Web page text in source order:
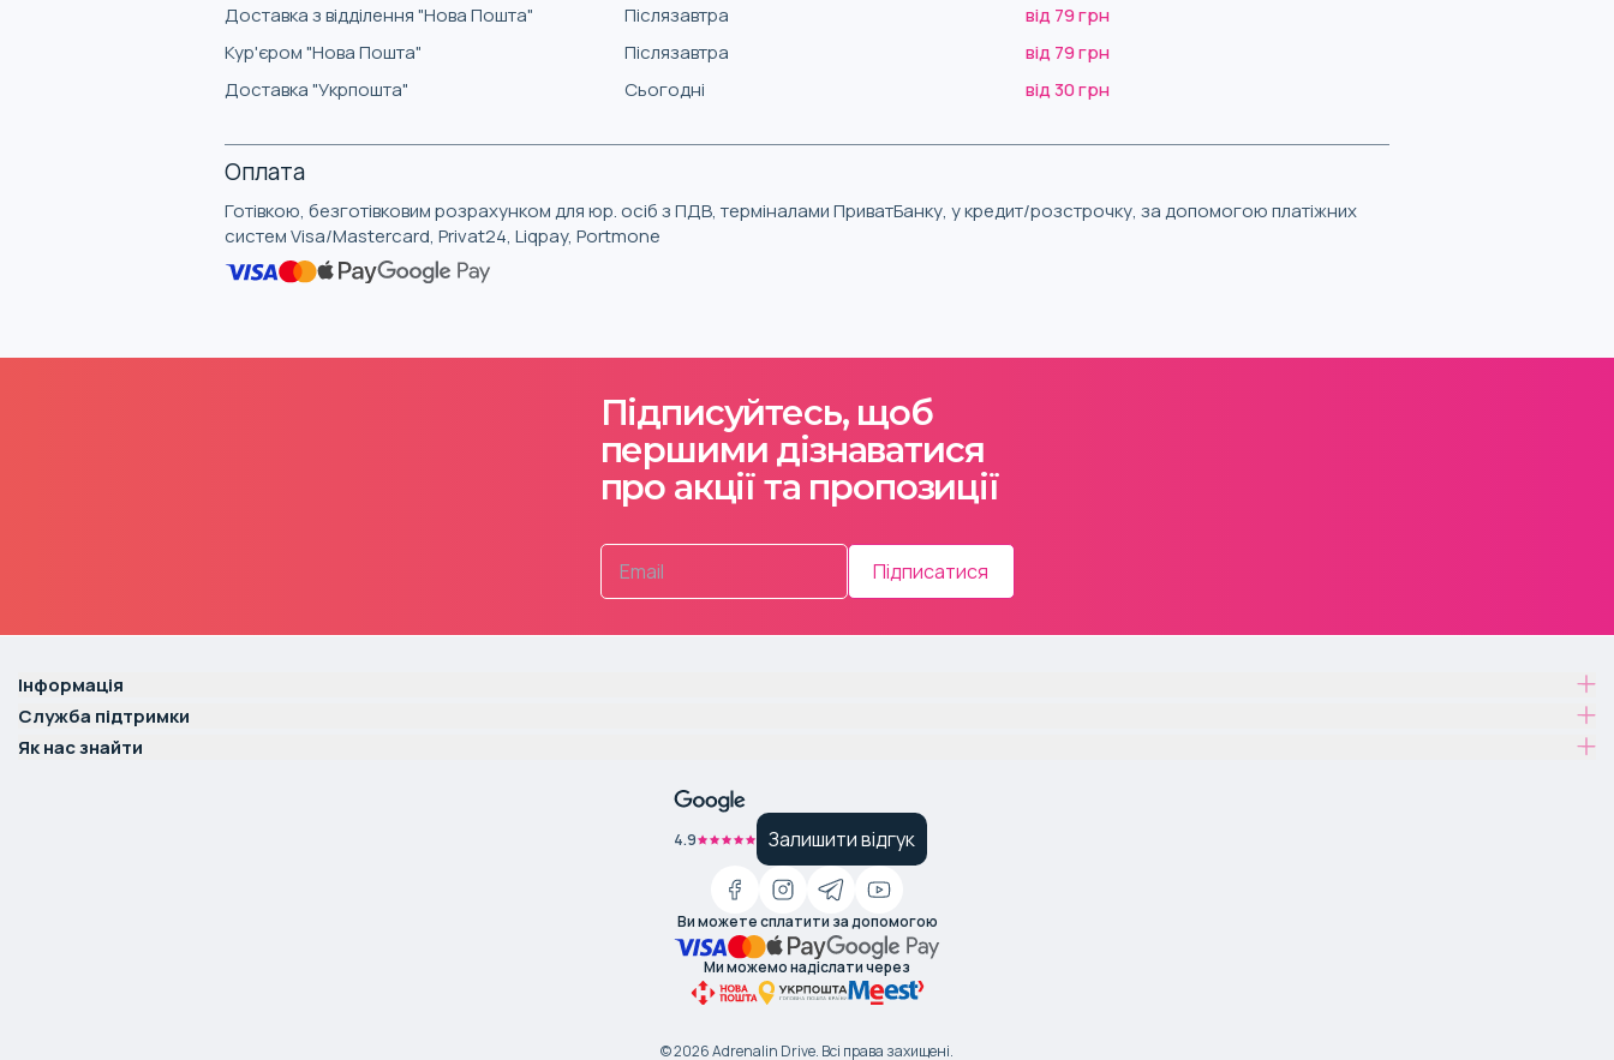
Доставка з відділення "Нова Пошта" Післязавтра
від 79 грн
Кур'єром "Нова Пошта"
Післязавтра
від 79 грн
Доставка "Укрпошта"
Сьогодні від 30 грн
Оплата
Готівкою, безготівковим розрахунком для юр. осіб з ПДВ, терміналами ПриватБанку, у кредит/розстрочку, за допомогою платіжних
систем Visa/Mastercard, Privat24, Liqpay, Portmone
Підписуйтесь, щоб
першими дізнаватися
про акції та пропозиції
Підписатися
Інформація
Служба підтримки
Як нас знайти
4.9 Залишити відгук
Ви можете сплатити за допомогою
Ми можемо надіслати через
©2026Adrenalin Drive. Всі права захищені.